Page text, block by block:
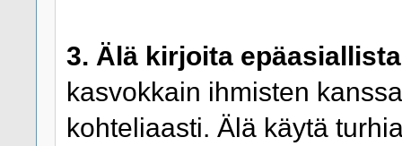
3. Älä kirjoita
kasvokkain ihmisten
kohteliaasti. Älä käytä